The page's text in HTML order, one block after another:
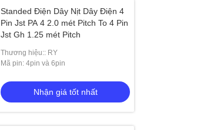
Standed Điện Dây Nịt Dây Điện 4
Pin Jst PA 4 2.0 mét Pitch To 4 Pin
Jst Gh 1.25 mét Pitch
Thương hiệu:: RY
Mã pin: 4pin và 6pin
Nhận giá tốt nhất